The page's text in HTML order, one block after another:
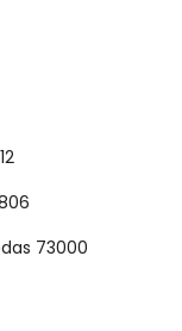
73000